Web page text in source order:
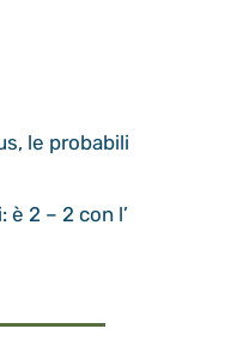
le probabili
2 – 2 con l’